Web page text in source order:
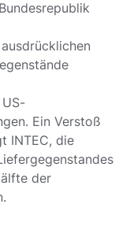
Ein Verstoß
INTEC, die
der